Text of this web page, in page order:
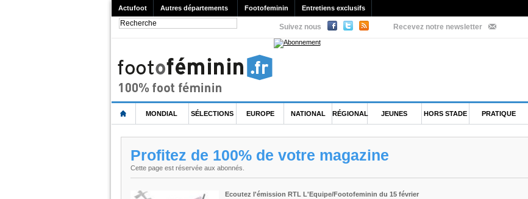
Actufoot Autres départements Footofeminin Entretiens exclusifs
Suivez nous Recevez notre newsletter
MONDIAL SÉLECTIONS EUROPE NATIONAL RÉGIONAL JEUNES HORS STADE PRATIQUE
Profitez de 100% de votre magazine
Cette page est réservée aux abonnés.
Ecoutez l'émission RTL L'Equipe/Footofeminin du 15 février